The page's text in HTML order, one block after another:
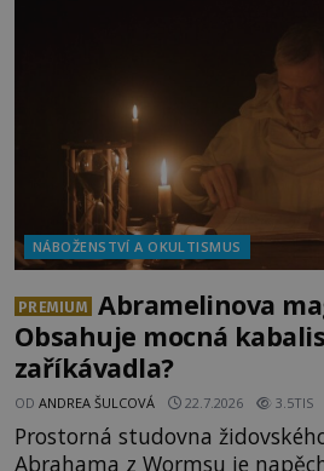
NÁBOŽENSTVÍ A OKULTISMUS
PREMIUM
Abramelinova
Obsahuje mocná
zaříkávadla?
OD ANDREA ŠULCOVÁ 22.7.2026 3.5TIS
Prostorná studovna
Abrahama z Wormsu je